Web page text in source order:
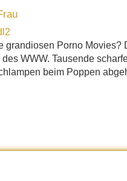
grandiosen Porno
WWW. Tausende
beim Poppen